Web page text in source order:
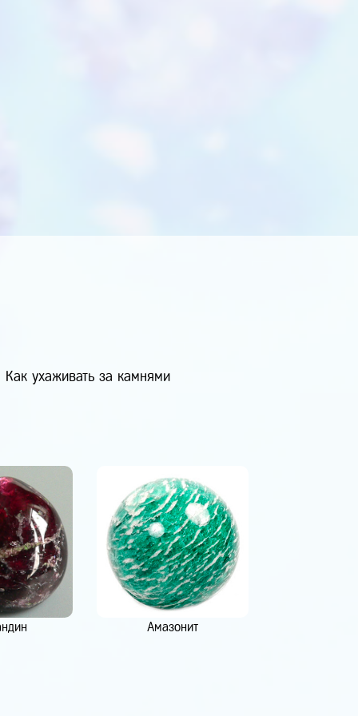
Как ухаживать за камнями
Амазонит